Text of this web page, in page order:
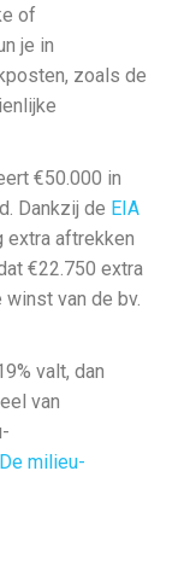
of
je in
zoals de
€50.000 in
Dankzij de EIA
extra aftrekken
€22.750 extra
van de bv.
valt, dan
van
De milieu-